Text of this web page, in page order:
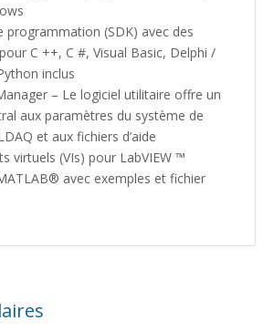
programmation (SDK) avec des
C ++, C #, Visual Basic, Delphi /
inclus
– Le logiciel utilitaire offre un
aux paramètres du système de
et aux fichiers d’aide
virtuels (VIs) pour LabVIEW ™
avec exemples et fichier